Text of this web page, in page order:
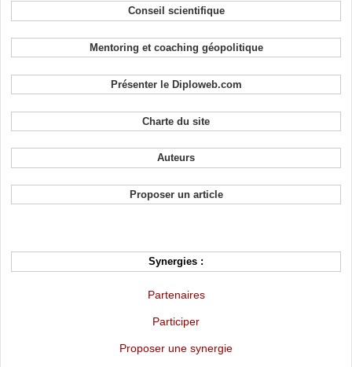
Conseil scientifique
Mentoring et coaching géopolitique
Présenter le Diploweb.com
Charte du site
Auteurs
Proposer un article
Synergies :
Partenaires
Participer
Proposer une synergie